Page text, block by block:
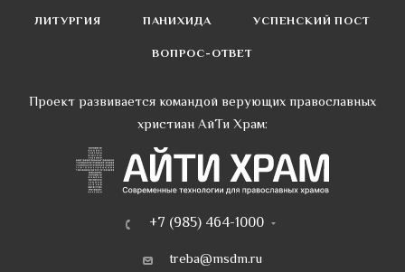
ЛИТУРГИЯ
ПАНИХИДА
УСПЕНСКИЙ ПОСТ
ВОПРОС-ОТВЕТ
Проект развивается командой верующих православных
христиан АйТи Храм:
+7 (985) 464-1000
treba@msdm.ru